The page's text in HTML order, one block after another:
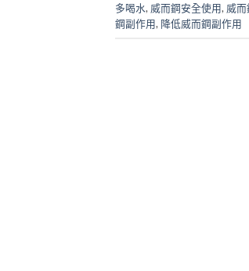
多喝水, 威而鋼安全使用, 威
鋼副作用, 降低威而鋼副作用